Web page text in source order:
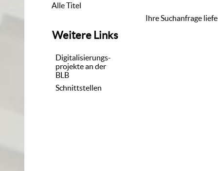
Alle Titel
Weitere Links
Digitalisierungs-
projekte an der
BLB
Schnittstellen
Ihre Suchanfrage